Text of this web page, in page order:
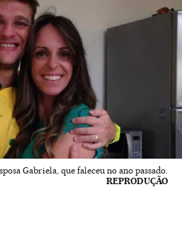
Gabriela, que faleceu no ano passado.
REPRODUÇÃO